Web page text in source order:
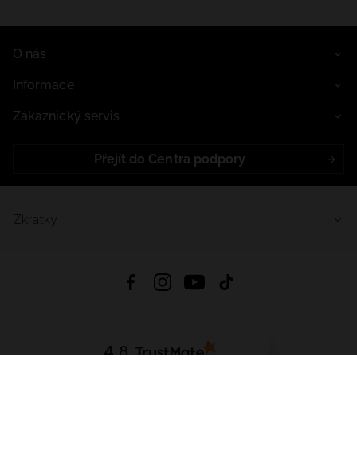
O nás
Informace
Zákaznický servis
Přejít do Centra podpory
4.8